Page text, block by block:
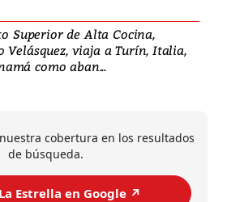
Superior de Alta Cocina,
Velásquez, viaja a Turín, Italia,
como aban...
cobertura en los resultados
de búsqueda.
Estrella en Google ↗️